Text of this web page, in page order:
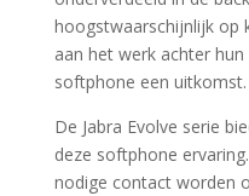
hoogstwaarschijnlijk op
aan het werk achter
softphone een uitkomst.
De Jabra Evolve serie
deze softphone
nodige contact worden